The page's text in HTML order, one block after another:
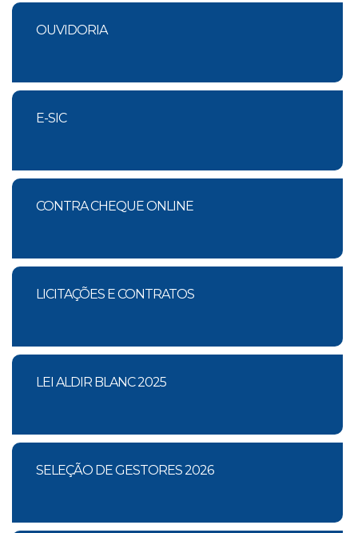
OUVIDORIA
E-SIC
CONTRA CHEQUE ONLINE
LICITAÇÕES E CONTRATOS
LEI ALDIR BLANC 2025
SELEÇÃO DE GESTORES 2026